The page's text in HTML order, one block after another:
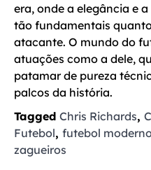
era, onde a elegância e
tão fundamentais
atacante. O mundo do
atuações como a dele,
patamar de pureza
palcos da história.
Tagged Chris Richards,
Futebol, futebol
zagueiros